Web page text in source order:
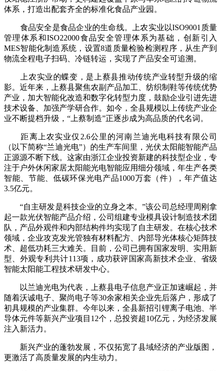
体系，打造出配套齐全的标准化食品产业园。
食品安全是食品企业的生命线。上农实业以ISO9001质量
管理体系和ISO22000食品安全管理体系为基础，创新引入
MES智能化制造系统，设置8道质量检验检测程序，从生产到
物流全程电子扫码、冷链转运，实现了产品安全可追溯。
上农实业的蝶变，是上蔡县推动传统产业转型升级的缩
影。近年来，上蔡县聚焦农副产品加工、纺织制鞋等传统优势
产业，加大智能化改造和数字化转型力度，鼓励企业引进先进
技术设备、加强产学研合作。如今，全县规模以上传统产业企
业不断提档升级，“上蔡制造”正逐步成为高品质的代名词。
距离上农实业仅2.6公里的河南兰迪光电科技有限公司
（以下简称“兰迪光电”）的生产车间里，光伏太阳能智能产品
正源源不断下线。这家由浙江企业投资新建的科技型企业，专
注于户外休闲家居太阳能光电智能应用细分领域，年生产各类
智能、节能、低碳环保光电产品1000万套（件），年产值达
3.5亿元。
“自主研发是科技企业的立身之本。”该公司总经理周刚拿
起一款光伏智能产品介绍，公司组建专业模具设计制造技术团
队，产品外观件和内部结构件均实现了自主研发。在核心技术
领域，企业攻克发光管独有材料配方、内部导光体核心矩阵技
术、超低功耗三大难关。目前，公司已拥有国家发明、实用新
型、外观专利共计113项，成功获评国家高新技术企业、省级
智能太阳能工程技术研发中心。
以兰迪光电为代表，上蔡县电子信息产业正加速崛起，并
随着沃诚电子、聚尚电子等30余家相关企业先后落户，形成了
初具规模的产业集群。今年以来，全县新招引锂离子电池、半
导体元件等新兴产业项目12个，总投资超10亿元，为经济发展
注入新活力。
新兴产业的蓬勃发展，不仅拓宽了县域经济的产业版图，
更激活了高质量发展的内生动力。